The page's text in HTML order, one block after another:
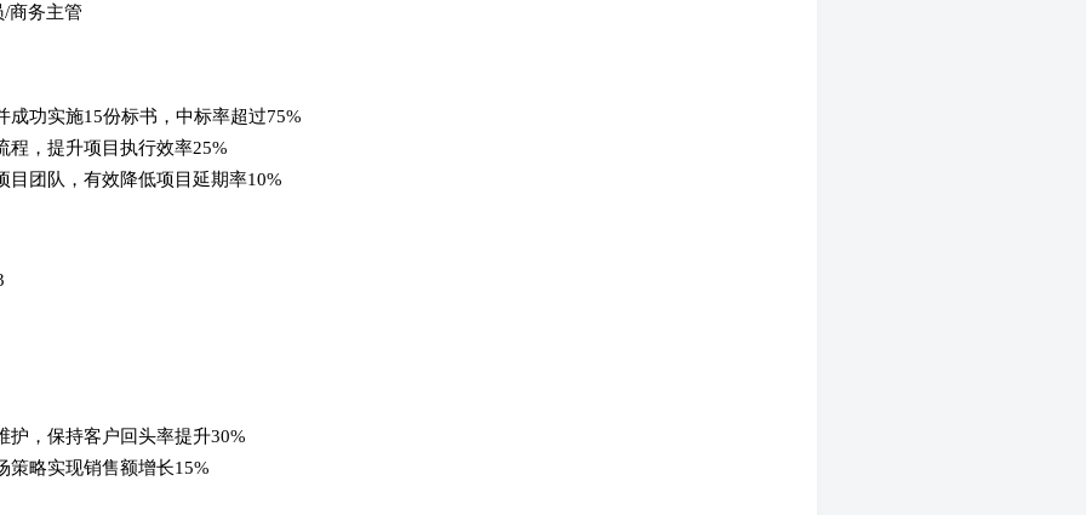
商务主管
成功实施15份标书，中标率超过75%
程，提升项目执行效率25%
目团队，有效降低项目延期率10%
护，保持客户回头率提升30%
策略实现销售额增长15%